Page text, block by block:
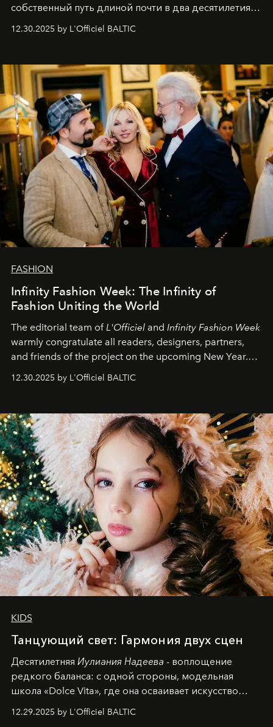
собственный путь длиной почти в два десятилетия.
Вместо привычного подведения итогов мы от всей
души говорим спасибо каждому, кто был с нами все
самыми искренними пожеланиями и теплом, ваша
командаL’Officiel Baltic .
12.30.2025 by L'Officiel BALTIC
FASHION
Infinity Fashion Week: The Infinity of
Fashion Uniting the World
The editorial team ofL'Officiel and Infinity Fashion Week
warmly congratulate all readers, designers, partners,
and friends of the project on the upcoming New Year.
May 2026 bring growth, inspiration, bold ideas, and new
achievements.
12.30.2025 by L'Officiel BALTIC
KIDS
Танцующий свет: Гармония двух сцен
Десятилетняя Иулиания Надеева - воплощение
редкого баланса: с одной стороны, модельная
школа «Dolce Vita», где она осваивает искусство
позы и образа, с другой - подготовительная
балетная студия при хореографическом училище,
12.29.2025 by L'Officiel BALTIC